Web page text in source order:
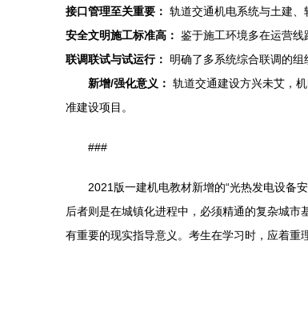
接口管理至关重要： 轨道交通机电系统与土建、
安全文明施工标准高： 鉴于施工环境多在运营线
联调联试与试运行：
明确了多系统综合联调的组
新增/强化意义： 轨道交通建设方兴未艾，
准建设项目。
###
2021版一建机电教材新增的“光热发电设备
后者则是在城镇化进程中，必须精通的复杂城
有重要的现实指导意义。考生在学习时，应着重